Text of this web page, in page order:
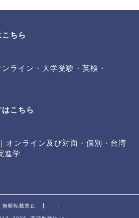
ちら
ライン・大学受験・英検・
こちら
オンライン及び対面・個別・台湾
進学
無断転載禁止